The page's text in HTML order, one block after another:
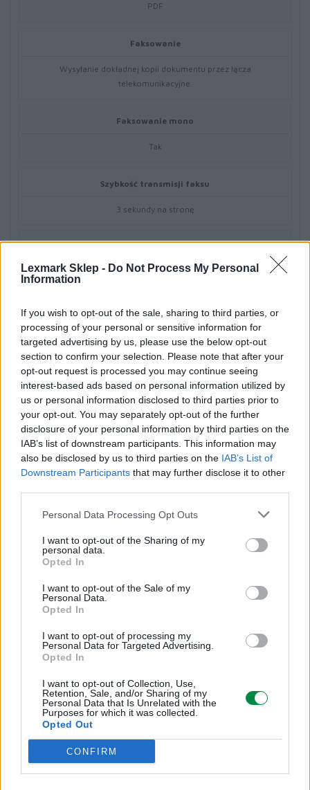
Lexmark Sklep - Do Not Process My Personal
Information
If you wish to opt-out of the sale, sharing to third parties, or
processing of your personal or sensitive information for
targeted advertising by us, please use the below opt-out
section to confirm your selection. Please note that after your
opt-out request is processed you may continue seeing
interest-based ads based on personal information utilized by
us or personal information disclosed to third parties prior to
your opt-out. You may separately opt-out of the further
disclosure of your personal information by third parties on the
IAB’s list of downstream participants. This information may
also be disclosed by us to third parties on the IAB’s List of
Downstream Participants that may further disclose it to other
Personal Data Processing Opt Outs
I want to opt-out of the Sharing of my
personal data.
Opted In
I want to opt-out of the Sale of my
Personal Data.
Opted In
I want to opt-out of processing my
Personal Data for Targeted Advertising.
Opted In
I want to opt-out of Collection, Use,
Retention, Sale, and/or Sharing of my
Personal Data that Is Unrelated with the
Purposes for which it was collected.
Opted Out
CONFIRM
PDF
Faksowanie
Wysyłanie dokładnej kopii dokumentu przez łącza
telekomunikacyjne.
Faksowanie mono
Tak
Szybkość transmisji faksu
3 sekundy na stronę
33.6 Kbit/s
Maksymalny cykl pracy
175 000 stron miesięcznie
Kolory druku
Czarny
Języki opisu strony
PCL 5, PCL 6, PPDS, PostScript
2 tace wejściowe, 650 arkuszy wejściowych, 250 arkuszy
wyjściowych
Maksymalna pojemność wejściowa
Maksymalna pojemność wyjściowa
Obsługiwane rozmiary papieru